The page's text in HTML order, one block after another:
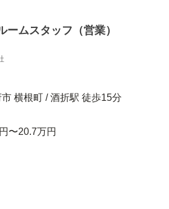
ームスタッフ（営業）
横根町 / 酒折駅 徒歩15分
〜20.7万円